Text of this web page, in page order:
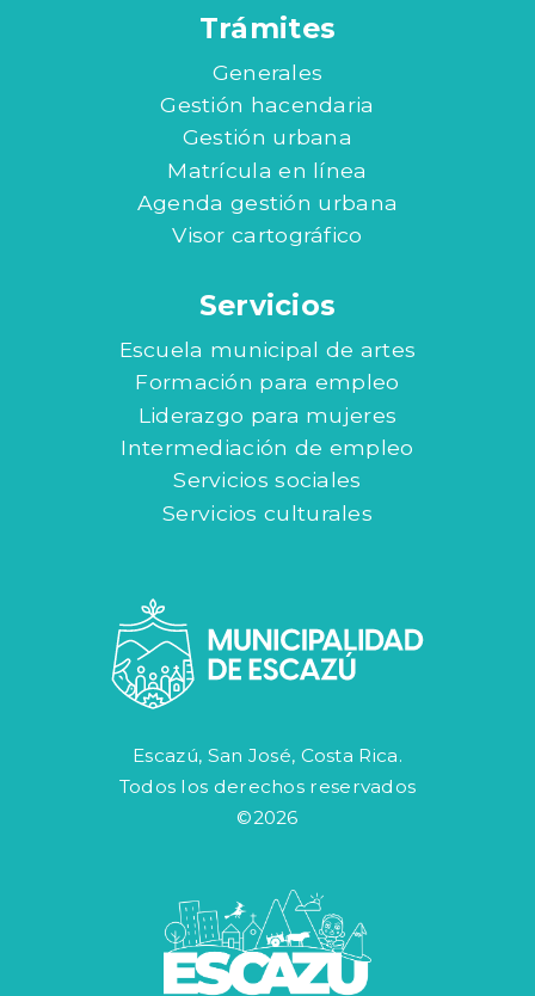
Trámites
Generales
Gestión hacendaria
Gestión urbana
Matrícula en línea
Agenda gestión urbana
Visor cartográfico
Servicios
Escuela municipal de artes
Formación para empleo
Liderazgo para mujeres
Intermediación de empleo
Servicios sociales
Servicios culturales
Escazú, San José, Costa Rica.
Todos los derechos reservados
©2026